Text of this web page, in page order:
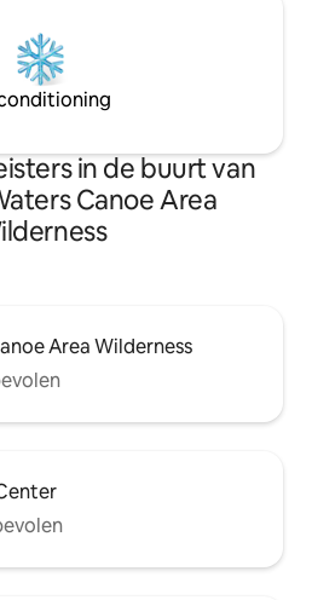
in de buurt van
Canoe Area
Area Wilderness